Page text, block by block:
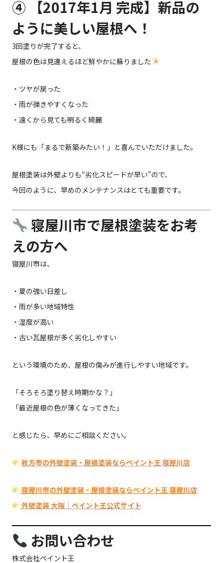
④ 【2017年1月 完成】新品の
ように美しい屋根へ！
3回塗りが完了すると、
屋根の色は見違えるほど鮮やかに蘇りました
・ツヤが戻った
・雨が弾きやすくなった
・遠くから見ても明るく綺麗
K様にも「まるで新築みたい！」と喜んでいただけました。
屋根塗装は外壁よりも“劣化スピードが早い”ので、
今回のように、早めのメンテナンスはとても重要です。
寝屋川市で屋根塗装をお考
えの方へ
寝屋川市は、
・夏の強い日差し
・雨が多い地域特性
・湿度が高い
・古い瓦屋根が多く劣化しやすい
という環境のため、屋根の傷みが進行しやすい地域です。
「そろそろ塗り替え時期かな？」
「最近屋根の色が薄くなってきた」
と感じたら、早めにご相談ください。
枚方市の外壁塗装・屋根塗装ならペイント王 寝屋川店
寝屋川市の外壁塗装・屋根塗装ならペイント王 寝屋川店
外壁塗装 大阪｜ペイント王公式サイト
お問い合わせ
株式会社ペイント王